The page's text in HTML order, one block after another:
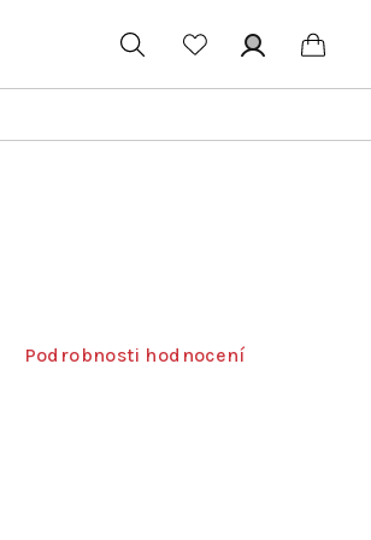
košík
Podrobnosti hodnocení